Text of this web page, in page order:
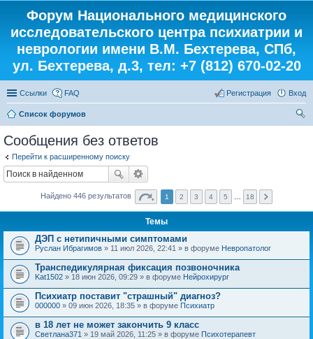
Форум Национального медицинского
исследовательского центра психиатрии и
неврологии имени В.М. Бехтерева, СПб,
ул. Бехтерева, д.3, тел: +7 (812) 670-02-20
Ссылки FAQ Вход
Регистрация
Список форумов
Сообщения без ответов
Перейти к расширенному поиску
Найдено 446 результатов 1 2 3 4 5 18
Темы
ДЭП с нетипичными симптомами
Руслан Ибрагимов » 11 июл 2026, 22:41 » в форуме Невропатолог
Транспедикулярная фиксация позвоночника
Kat1502 » 18 июн 2026, 09:29 » в форуме Нейрохирург
Психиатр поставит "страшный" диагноз?
000000 » 09 июн 2026, 18:35 » в форуме Психиатр
в 18 лет не может закончить 9 класс
Светлана371 » 19 май 2026, 11:25 » в форуме Психотерапевт